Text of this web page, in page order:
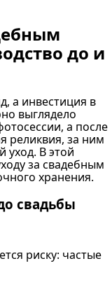
до и
а инвестиция в
выглядело
а после
реликвия, за ним
В этой
за свадебным
хранения.
свадьбы
риску: частые